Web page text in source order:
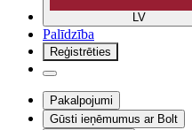
LV
Palīdzība
Reģistrēties
Pakalpojumi
Gūsti ieņēmumus ar Bolt